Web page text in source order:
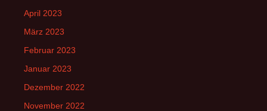
April 2023
März 2023
Februar 2023
Januar 2023
Dezember 2022
November 2022